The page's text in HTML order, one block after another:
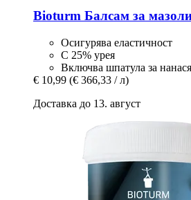
Bioturm Балсам за
Осигурява еластичност
С 25% урея
Включва шпатула за
€ 10,99 (€ 366,33 / л)
Доставка до 13. август